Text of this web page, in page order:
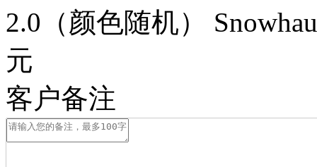
2.0（颜色随机）
元
客户备注